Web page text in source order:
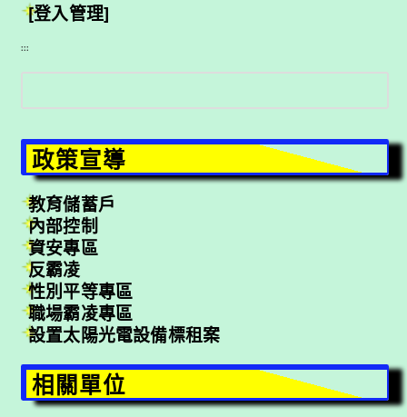
[登入管理]
:::
搜
尋
政策宣導
教育儲蓄戶
內部控制
資安專區
反霸凌
性別平等專區
職場霸凌專區
設置太陽光電設備標租案
相關單位